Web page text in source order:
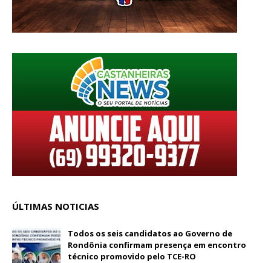
ÚLTIMAS NOTICIAS
Todos os seis candidatos ao Governo de
Rondônia confirmam presença em encontro
técnico promovido pelo TCE-RO